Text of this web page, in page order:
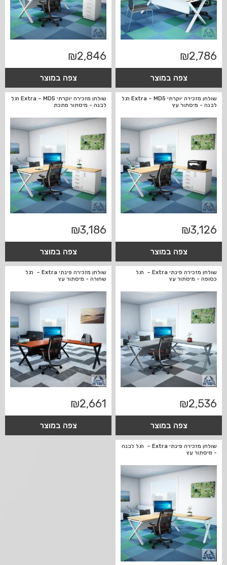
₪2,786
צפה במוצר
₪2,846
צפה במוצר
שולחן מזכירה יוקרתי Extra – MD5 רגל
לבנה - מיסתור עץ
₪3,126
צפה במוצר
שולחן מזכירה יוקרתי Extra – MD5 רגל
לבנה - מיסתור מתכת
₪3,186
צפה במוצר
שולחן מזכירה פינתי Extra – רגל
כסופה - מיסתור עץ
₪2,536
צפה במוצר
שולחן מזכירה פינתי Extra – רגל
שחורה - מיסתור עץ
₪2,661
צפה במוצר
שולחן מזכירה פינתי Extra – רגל לבנה
- מיסתור עץ